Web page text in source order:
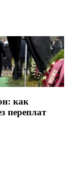
проводить
как
переплат